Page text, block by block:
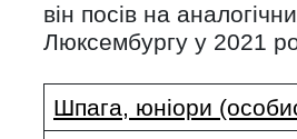
він посів на
Люксембургу у 2021
Шпага, юніори